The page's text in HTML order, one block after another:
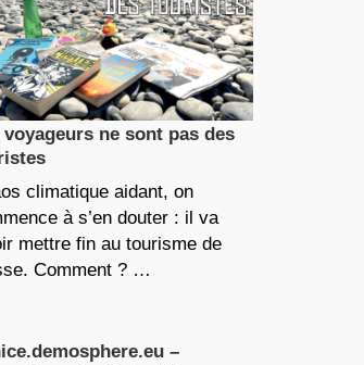
voyageurs ne sont pas des
climatique aidant, on
à s’en douter : il va
mettre fin au tourisme de
Comment ? …
–